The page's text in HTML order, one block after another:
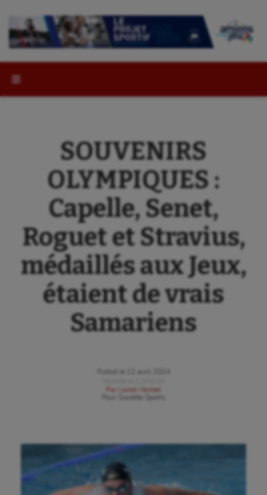
SOUVENIRS
OLYMPIQUES :
Capelle, Senet,
Roguet et Stravius,
médaillés aux Jeux,
étaient de vrais
Samariens
Publié le
12 avril 2024
Par
Lionel Herbet
Gazette Sports